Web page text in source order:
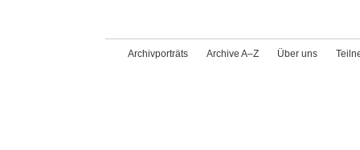
Archivporträts Archive A–Z Über uns